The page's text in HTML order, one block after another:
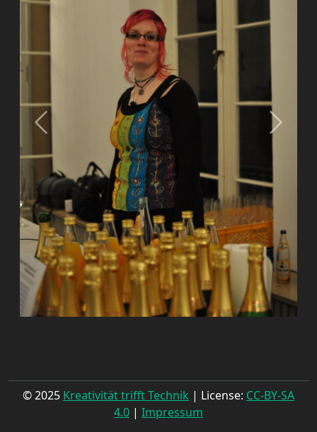
© 2025 Kreativität trifft Technik | License: CC-BY-SA
4.0 | Impressum